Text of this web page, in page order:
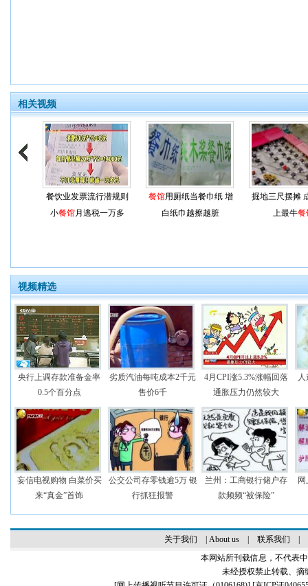
相关视频
餐饮业发票流行潜规则
小餐馆月逃税一万多
餐馆用厕纸当餐巾纸 增
白纸巾越擦越脏
掘地三尺摆摊
上最牛餐
视频精选
央行上调存款准备金率
0.5个百分点
劣质汽油每吨成本2千元
售价6千
4月CPI涨5.3%涨幅回落
通胀压力仍然较大
妄信电视购物 白菜价买
来“真金”首饰
公交公司存零钱逾5万 银
行抓狂报警
兰州：工商银行储户存
款频频“被保险”
关于我们 About us| 联系我们
本网站所刊载信息，不代表
未经授权禁止转载、摘